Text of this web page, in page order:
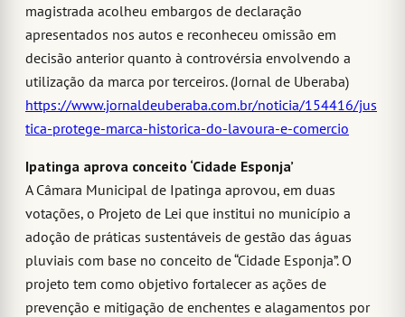
magistrada acolheu embargos de declaração
apresentados nos autos e reconheceu omissão em
decisão anterior quanto à controvérsia envolvendo a
utilização da marca por terceiros. (Jornal de Uberaba)
https://www.jornaldeuberaba.com.br/noticia/154416/jus
tica-protege-marca-historica-do-lavoura-e-comercio
Ipatinga aprova conceito ‘Cidade Esponja’
A Câmara Municipal de Ipatinga aprovou, em duas
votações, o Projeto de Lei que institui no município a
adoção de práticas sustentáveis de gestão das águas
pluviais com base no conceito de “Cidade Esponja”. O
projeto tem como objetivo fortalecer as ações de
prevenção e mitigação de enchentes e alagamentos por